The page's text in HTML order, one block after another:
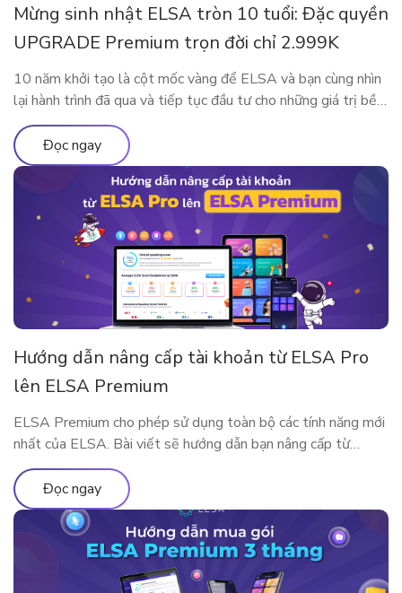
Mừng sinh nhật ELSA tròn 10 tuổi: Đặc quyền
UPGRADE Premium trọn đời chỉ 2.999K
10 năm khởi tạo là cột mốc vàng để ELSA và bạn cùng nhìn
lại hành trình đã qua và tiếp tục đầu tư cho những giá trị bền
vững. Nhân dịp kỷ niệm sinh nhật thập kỷ rực rỡ, ELSA
Speak mang đến đặc quyền nâng cấp lớn nhất từ trước đến
nay, dành […]
Đọc ngay
Hướng dẫn nâng cấp tài khoản từ ELSA Pro
lên ELSA Premium
ELSA Premium cho phép sử dụng toàn bộ các tính năng mới
nhất của ELSA. Bài viết sẽ hướng dẫn bạn nâng cấp từ
ELSA Pro lên ELSA Premium nhé!
Đọc ngay